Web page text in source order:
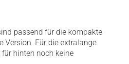
passend für die kompakte
Version. Für die extralange
hinten noch keine